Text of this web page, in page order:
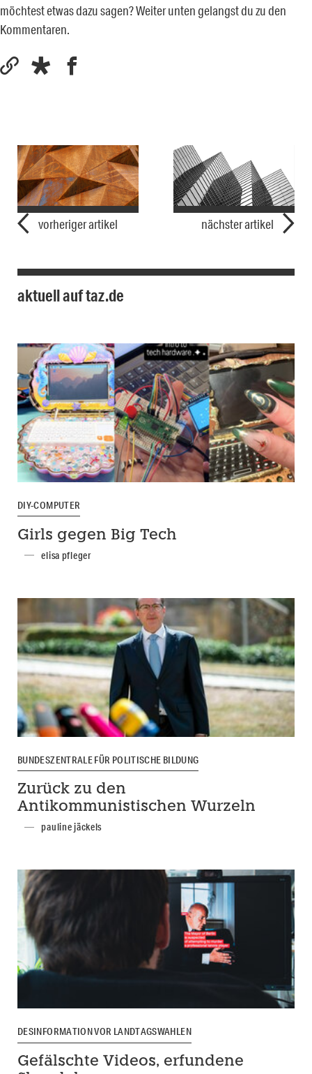
möchtest etwas dazu sagen? Weiter unten gelangst du zu den
Kommentaren.
vorheriger artikel nächster artikel
aktuell auf taz.de
DIY-COMPUTER
Girls gegen Big Tech
elisa pfleger
BUNDESZENTRALE FÜR POLITISCHE BILDUNG
Zurück zu den
Antikommunistischen Wurzeln
pauline jäckels
DESINFORMATION VOR LANDTAGSWAHLEN
Gefälschte Videos, erfundene